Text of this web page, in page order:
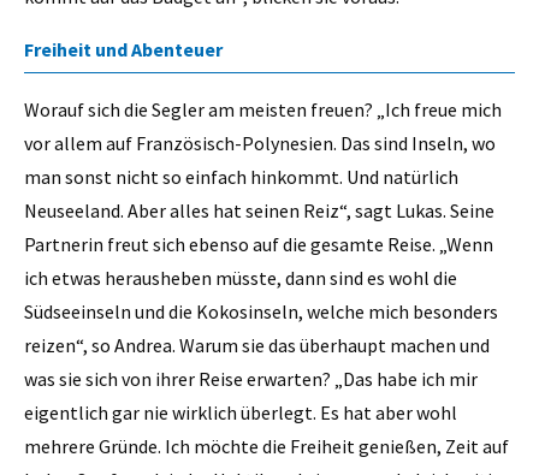
Freiheit und Abenteuer
Worauf sich die Segler am meisten freuen? „Ich freue mich
vor allem auf Französisch-Polynesien. Das sind Inseln, wo
man sonst nicht so einfach hinkommt. Und natürlich
Neuseeland. Aber alles hat seinen Reiz“, sagt Lukas. Seine
Partnerin freut sich ebenso auf die gesamte Reise. „Wenn
ich etwas herausheben müsste, dann sind es wohl die
Südseeinseln und die Kokosinseln, welche mich besonders
reizen“, so Andrea. Warum sie das überhaupt machen und
was sie sich von ihrer Reise erwarten? „Das habe ich mir
eigentlich gar nie wirklich überlegt. Es hat aber wohl
mehrere Gründe. Ich möchte die Freiheit genießen, Zeit auf